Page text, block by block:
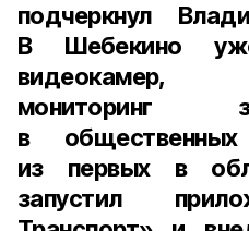
подчеркнул
В Шебекино
видеокамер,
мониторинг
в
из первых в
запустил